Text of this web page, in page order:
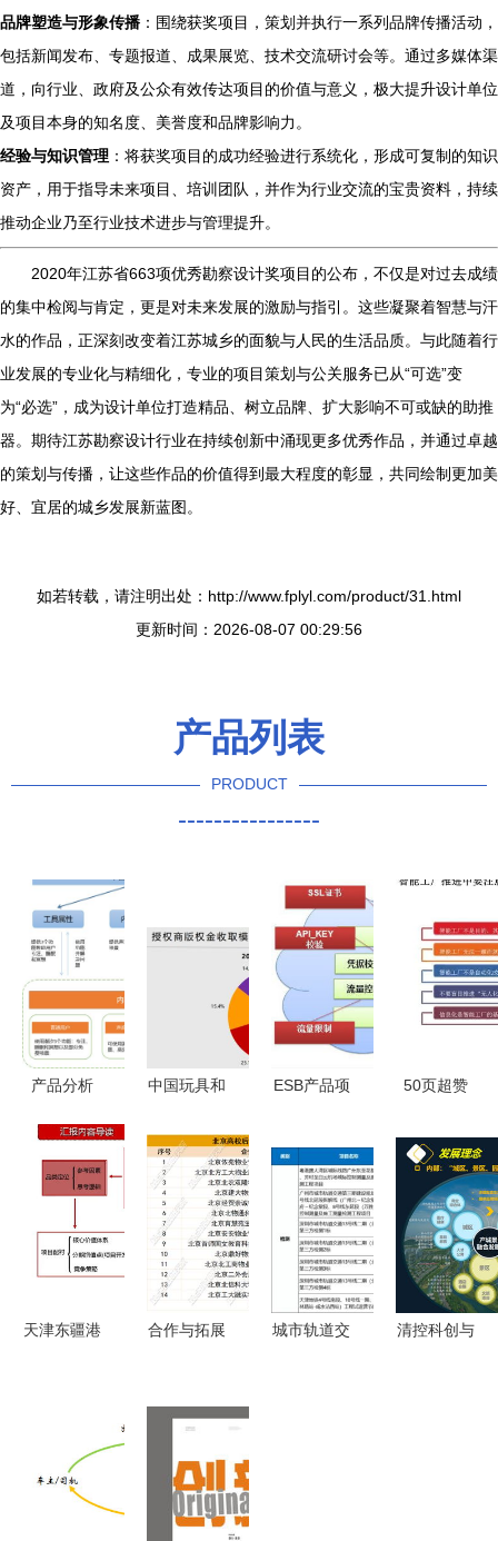
品牌塑造与形象传播 ：围绕获奖项目，策划并执行一系列品牌传播活动，
包括新闻发布、专题报道、成果展览、技术交流研讨会等。通过多媒体渠
道，向行业、政府及公众有效传达项目的价值与意义，极大提升设计单位
及项目本身的知名度、美誉度和品牌影响力。
经验与知识管理 ：将获奖项目的成功经验进行系统化，形成可复制的知识
资产，用于指导未来项目、培训团队，并作为行业交流的宝贵资料，持续
推动企业乃至行业技术进步与管理提升。
2020年江苏省663项优秀勘察设计奖项目的公布，不仅是对过去成绩
的集中检阅与肯定，更是对未来发展的激励与指引。这些凝聚着智慧与汗
水的作品，正深刻改变着江苏城乡的面貌与人民的生活品质。与此随着行
业发展的专业化与精细化，专业的项目策划与公关服务已从“可选”变
为“必选”，成为设计单位打造精品、树立品牌、扩大影响不可或缺的助推
器。期待江苏勘察设计行业在持续创新中涌现更多优秀作品，并通过卓越
的策划与传播，让这些作品的价值得到最大程度的彰显，共同绘制更加美
好、宜居的城乡发展新蓝图。
如若转载，请注明出处：http://www.fplyl.com/product/31.html
更新时间：2026-08-07 00:29:56
产品列表
PRODUCT
----------------
产品分析
状及未来趋
中国玩具和
业白皮书
增长机会与
未来趋势及
公关传播策
ESB产品项
以项目策划
与公关服务
为驱动的成
功实施
50页超赞
工厂顶层设
计与整体规
划——项目
策划与公关
服务全攻略
天津东疆港
解析
合作与拓展
发展报告
——项目策
划与公关服
务
城市轨道交
清控科创与